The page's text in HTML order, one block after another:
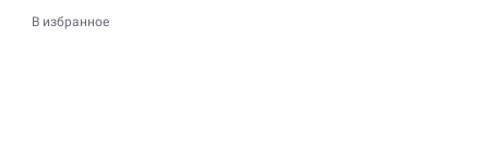
В избранное